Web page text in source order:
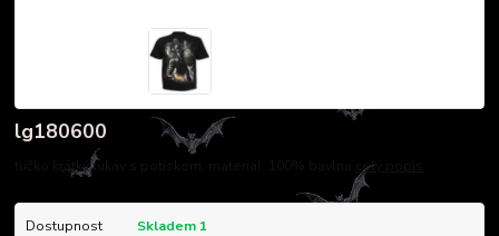
lg180600
tričko krátký rukáv s potiskem, materiál: 100% bavlna celý popis
Dostupnost
Skladem 1